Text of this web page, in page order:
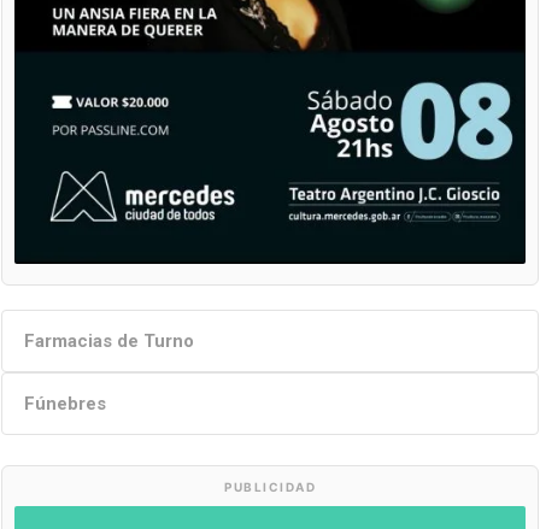
Farmacias de Turno
Fúnebres
PUBLICIDAD